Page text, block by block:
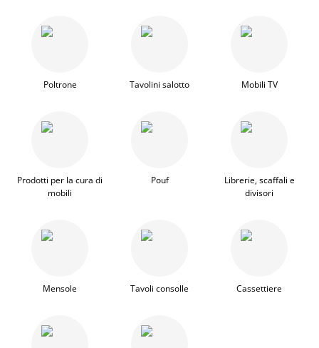
Poltrone Tavolini salotto Mobili TV
Prodotti per la cura di
mobili
Pouf
Librerie, scaffali e
divisori
Mensole Tavoli consolle Cassettiere